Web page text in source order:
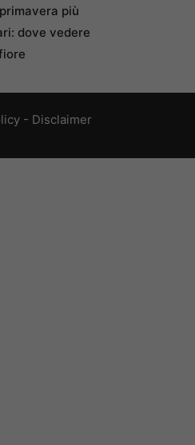
più
dove vedere
- Disclaimer